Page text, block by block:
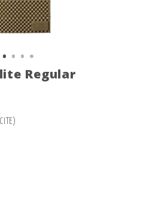
Regular